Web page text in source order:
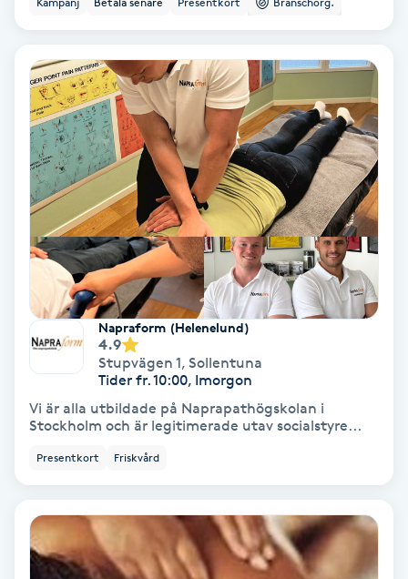
Babylights
Balayage
Bambumassage
Barber
Barnklippning
BIAB
Brynfärgning
Napraform (Helenelund)
4.9
Stupvägen 1, Sollentuna
Tider fr. 10:00, Imorgon
Vi är alla utbildade på Naprapathögskolan i
Stockholm och är legitimerade utav socialstyre...
Presentkort Friskvård